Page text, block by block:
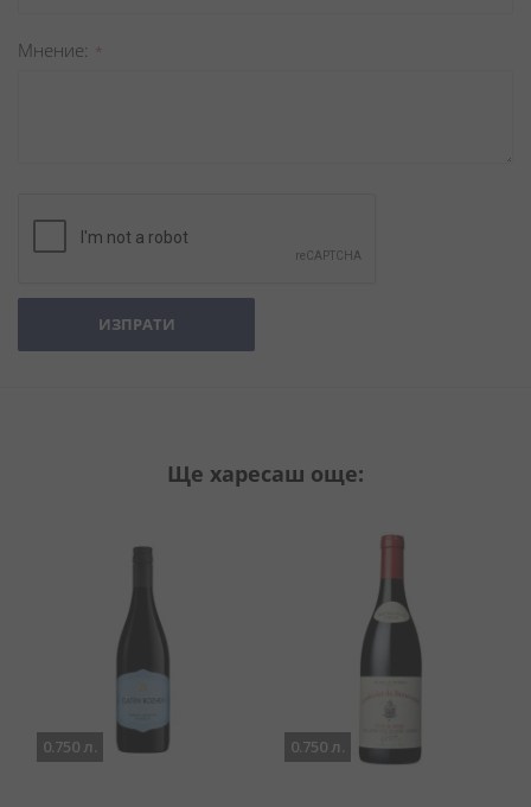
Мнение
ИЗПРАТИ
Ще харесаш още:
0.750 л. 0.750 л.